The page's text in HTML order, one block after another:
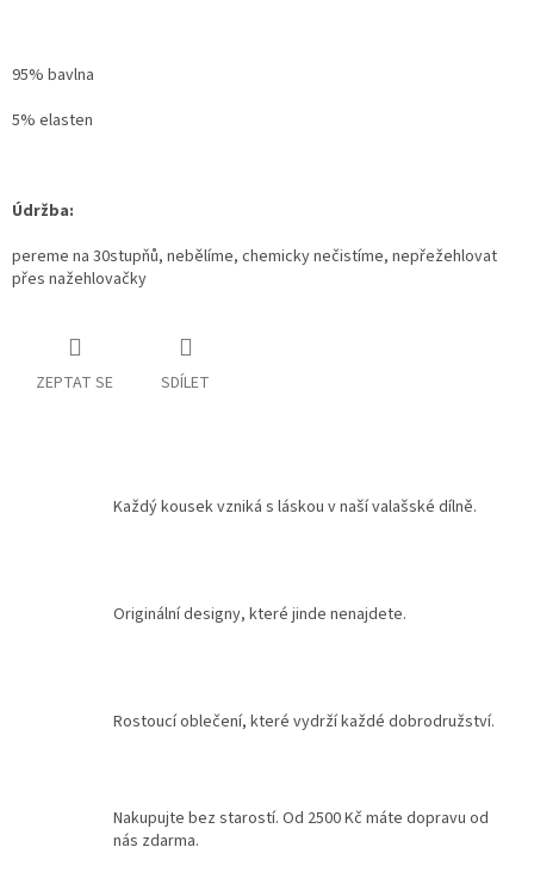
95% bavlna
5% elasten
Údržba:
pereme na 30stupňů, nebělíme, chemicky nečistíme, nepřežehlovat
přes nažehlovačky
ZEPTAT SE SDÍLET
Každý kousek vzniká s láskou v naší valašské dílně.
Originální designy, které jinde nenajdete.
Rostoucí oblečení, které vydrží každé dobrodružství.
Nakupujte bez starostí. Od 2500 Kč máte dopravu od
nás zdarma.